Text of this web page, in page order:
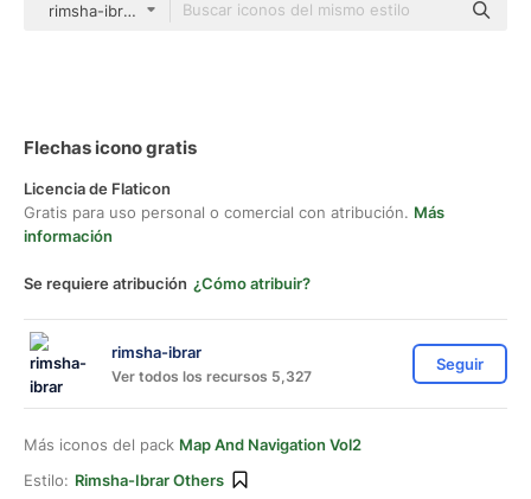
rimsha-ibrar Others
Flechas icono gratis
Licencia de Flaticon
Gratis para uso personal o comercial con atribución. Más
información
Se requiere atribución ¿Cómo atribuir?
rimsha-ibrar
Ver todos los recursos 5,327
Seguir
Más iconos del pack Map And Navigation Vol2
Estilo: Rimsha-Ibrar Others